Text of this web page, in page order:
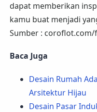
dapat memberikan
kamu buat menjadi
Sumber :
Baca Juga
Desain Rumah
Arsitektur Hijau
Desain Pasar